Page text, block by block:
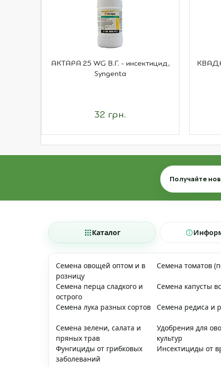
АКТАРА 25 WG В.Г. - инсектицид,
Syngenta
32 грн.
Email
Получайте
Каталог
Семена овощей оптом и в
розницу
Семена томатов
Семена перца сладкого и
острого
Семена капусты
Семена лука разных сортов
Семена редиса и
Семена зелени, салата и
пряных трав
Удобрения для
культур
Фунгициды от грибковых
заболеваний
Инсектициды от